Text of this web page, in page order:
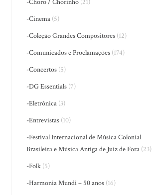
-Choro / Chorinho (21)
-Cinema (5)
-Coleção Grandes Compositores (12)
-Comunicados e Proclamações (174)
-Concertos (5)
-DG Essentials (7)
-Eletrônica (3)
-Entrevistas (10)
-Festival Internacional de Música Colonial
Brasileira e Música Antiga de Juiz de Fora (23)
-Folk (5)
-Harmonia Mundi – 50 anos (16)